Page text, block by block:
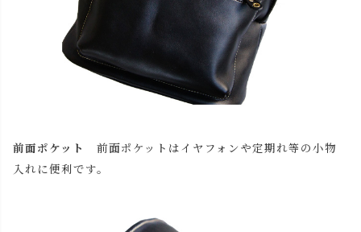
前面ポケット 前面ポケットはイヤフォンや定期れ等の小物
入れに便利です。